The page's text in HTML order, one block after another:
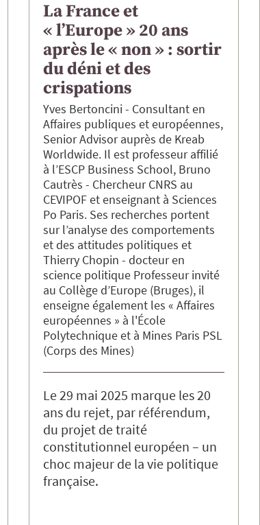
La France et
« l’Europe » 20 ans
après le « non » : sortir
du déni et des
crispations
Yves Bertoncini
Consultant en
Affaires publiques et européennes,
Senior Advisor auprès de Kreab
Worldwide. Il est professeur affilié
à l’ESCP Business School Bruno
Cautrès
Chercheur CNRS au
CEVIPOF et enseignant à Sciences
Po Paris. Ses recherches portent
sur l’analyse des comportements
et des attitudes politiques
Thierry Chopin
docteur en
science politique Professeur invité
au Collège d’Europe (Bruges), il
enseigne également les « Affaires
européennes » à l'École
Polytechnique et à Mines Paris PSL
(Corps des Mines)
Le 29 mai 2025 marque les 20
ans du rejet, par référendum,
du projet de traité
constitutionnel européen – un
choc majeur de la vie politique
française.